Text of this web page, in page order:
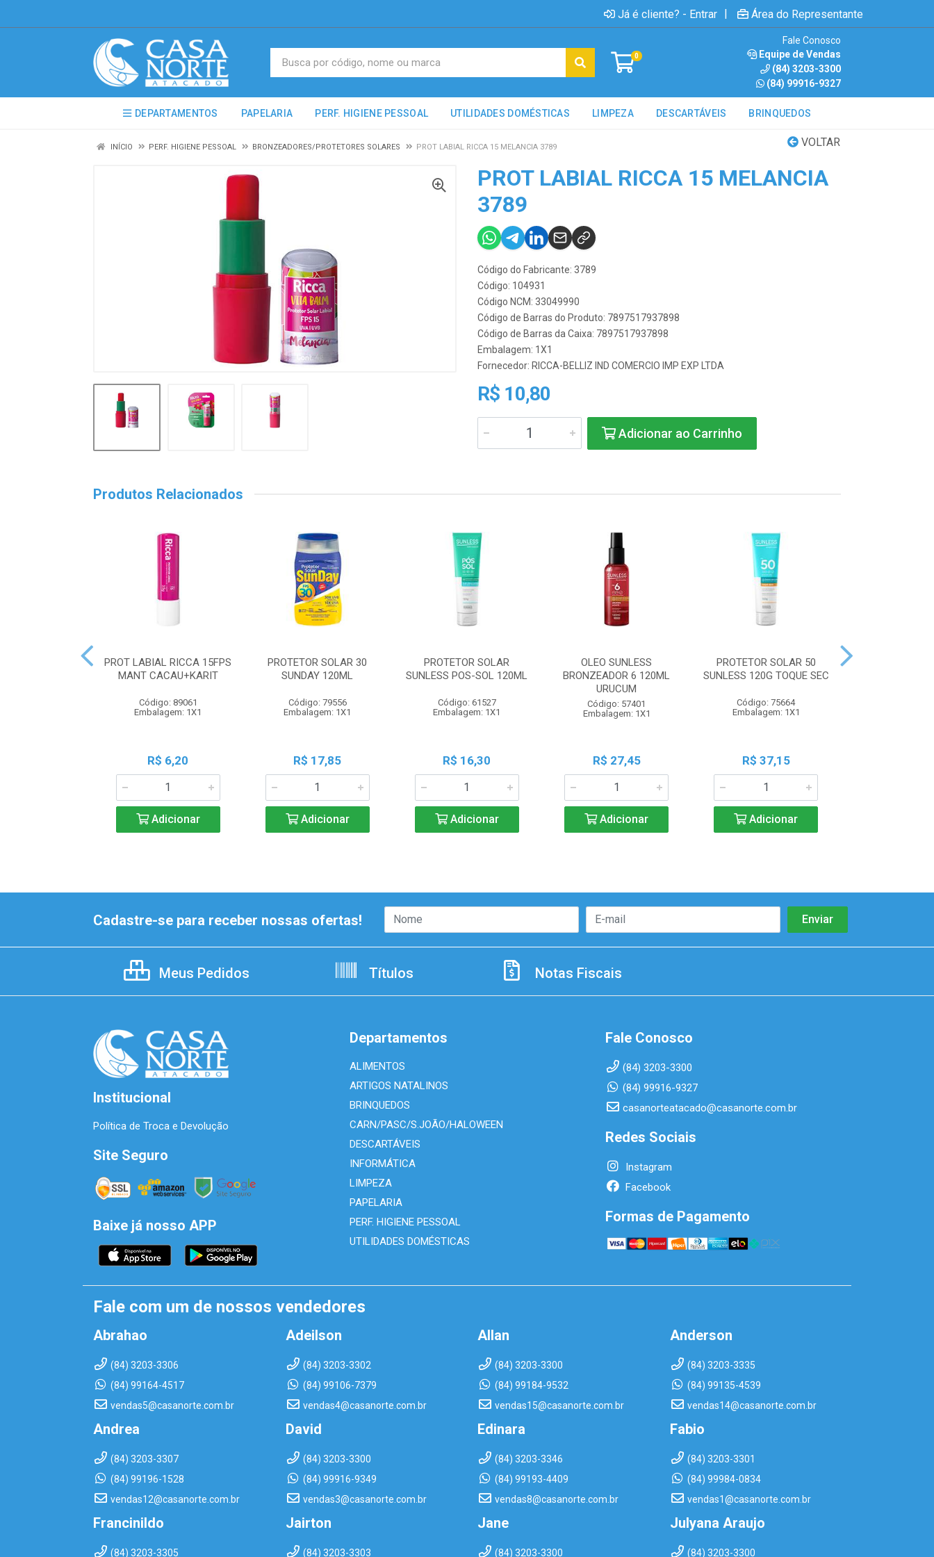
Já é cliente? - Entrar | Área do Representante
0
Fale Conosco
Equipe de Vendas
(84) 3203-3300
(84) 99916-9327
DEPARTAMENTOS PAPELARIA PERF. HIGIENE PESSOAL UTILIDADES DOMÉSTICAS LIMPEZA DESCARTÁVEIS BRINQUEDOS
VOLTAR
INÍCIO PERF. HIGIENE PESSOAL BRONZEADORES/PROTETORES SOLARES PROT LABIAL RICCA 15 MELANCIA 3789
PROT LABIAL RICCA 15 MELANCIA
3789
Código do Fabricante: 3789
Código: 104931
Código NCM: 33049990
Código de Barras do Produto: 7897517937898
Código de Barras da Caixa: 7897517937898
Embalagem: 1X1
Fornecedor: RICCA-BELLIZ IND COMERCIO IMP EXP LTDA
R$ 10,80
Adicionar ao Carrinho
Produtos Relacionados
PROT LABIAL RICCA 15FPS
MANT CACAU+KARIT
Código: 89061
Embalagem: 1X1
R$ 6,20
Adicionar
PROTETOR SOLAR 30
SUNDAY 120ML
Código: 79556
Embalagem: 1X1
R$ 17,85
Adicionar
PROTETOR SOLAR
SUNLESS POS-SOL 120ML
Código: 61527
Embalagem: 1X1
R$ 16,30
Adicionar
OLEO SUNLESS
BRONZEADOR 6 120ML
URUCUM
Código: 57401
Embalagem: 1X1
R$ 27,45
Adicionar
PROTETOR SOLAR 50
SUNLESS 120G TOQUE SEC
Código: 75664
Embalagem: 1X1
R$ 37,15
Adicionar
Cadastre-se para receber nossas ofertas!
Meus Pedidos Títulos Notas Fiscais
Institucional
Política de Troca e Devolução
Site Seguro
Baixe já nosso APP
Departamentos
ALIMENTOS
ARTIGOS NATALINOS
BRINQUEDOS
CARN/PASC/S.JOÃO/HALOWEEN
DESCARTÁVEIS
INFORMÁTICA
LIMPEZA
PAPELARIA
PERF. HIGIENE PESSOAL
UTILIDADES DOMÉSTICAS
Fale Conosco
(84) 3203-3300
(84) 99916-9327
casanorteatacado@casanorte.com.br
Redes Sociais
Instagram
Facebook
Formas de Pagamento
Fale com um de nossos vendedores
Abrahao
(84) 3203-3306
(84) 99164-4517
vendas5@casanorte.com.br
Adeilson
(84) 3203-3302
(84) 99106-7379
vendas4@casanorte.com.br
Allan
(84) 3203-3300
(84) 99184-9532
vendas15@casanorte.com.br
Anderson
(84) 3203-3335
(84) 99135-4539
vendas14@casanorte.com.br
Andrea
(84) 3203-3307
(84) 99196-1528
vendas12@casanorte.com.br
David
(84) 3203-3300
(84) 99916-9349
vendas3@casanorte.com.br
Edinara
(84) 3203-3346
(84) 99193-4409
vendas8@casanorte.com.br
Fabio
(84) 3203-3301
(84) 99984-0834
vendas1@casanorte.com.br
Francinildo
(84) 3203-3305
Jairton
(84) 3203-3303
Jane
(84) 3203-3300
Julyana Araujo
(84) 3203-3300